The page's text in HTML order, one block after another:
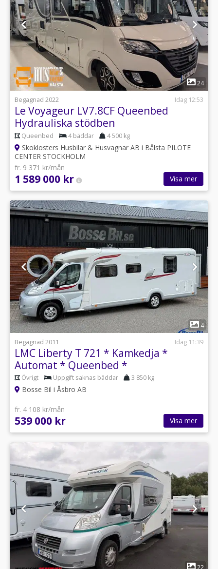
1
24
Begagnad 2022
Idag 12:53
Le Voyageur LV7.8CF Queenbed
Hydrauliska stödben
Queenbed 4 bäddar 4 500 kg
Skoklosters Husbilar & Husvagnar AB i Bålsta PILOTE
CENTER STOCKHOLM
fr. 9 371 kr/mån
1 589 000 kr Visa mer
1
4
Begagnad 2011
Idag 11:39
LMC Liberty T 721 * Kamkedja *
Automat * Queenbed *
Övrigt Uppgift saknas bäddar 3 850 kg
Bosse Bil i Åsbro AB
fr. 4 108 kr/mån
539 000 kr Visa mer
22